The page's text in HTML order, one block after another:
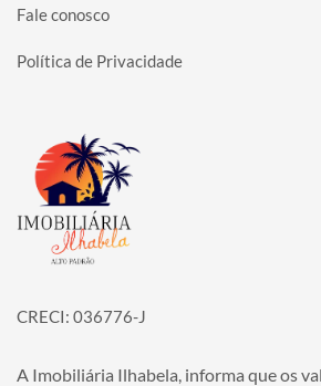
Fale conosco
Política de Privacidade
Página inicial
CRECI: 036776-J
A Imobiliária Ilhabela, informa que os